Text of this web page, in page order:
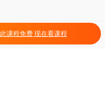
此课程免费 现在看课程